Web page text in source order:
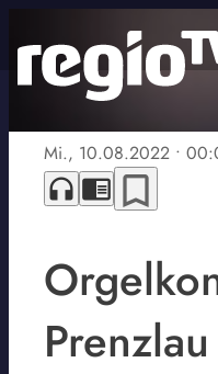
Mi., 10.08.2022 •
headphones chrome_reader_mode bookmark_border
Prenzlau